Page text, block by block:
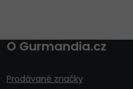
O Gurmandia.cz
Prodávané značky